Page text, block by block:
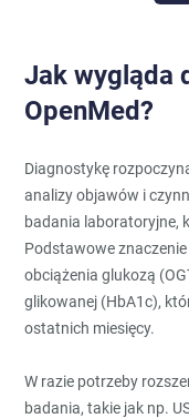
Jak wygląda
OpenMed?
Diagnostykę
analizy objawów i
badania laboratoryjne,
Podstawowe
obciążenia glukozą
glikowanej (HbA1c),
ostatnich miesięcy.
W razie potrzeby
badania, takie jak np.